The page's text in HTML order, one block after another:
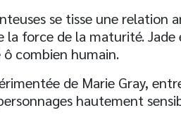
se tisse une relation
la force de la maturité.
combien humain.
de Marie Gray,
hautement